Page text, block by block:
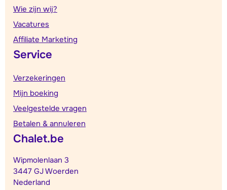
Wie zijn wij?
Vacatures
Affiliate Marketing
Service
Verzekeringen
Mijn boeking
Veelgestelde vragen
Betalen & annuleren
Chalet.be
Wipmolenlaan 3
3447 GJ Woerden
Nederland